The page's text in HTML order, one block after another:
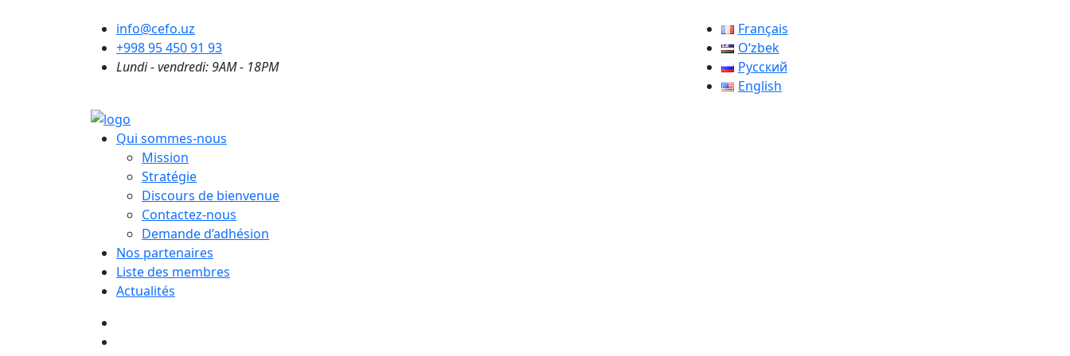
info@cefo.uz
+998 95 450 91 93
Lundi - vendredi: 9AM - 18PM
Français
Oʻzbek
Русский
English
Qui sommes-nous
Mission
Stratégie
Discours de bienvenue
Contactez-nous
Demande d’adhésion
Nos partenaires
Liste des membres
Actualités